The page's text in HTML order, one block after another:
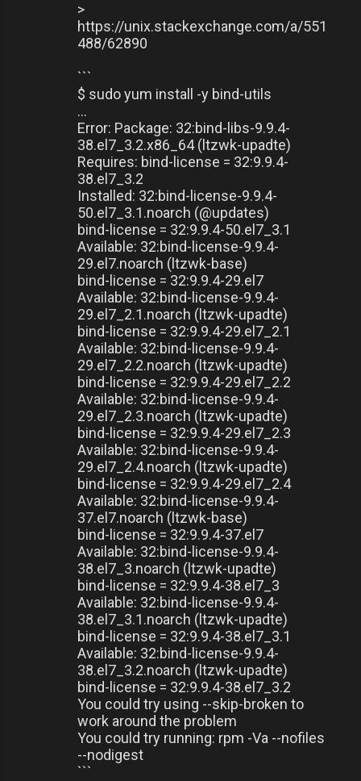
>
https://unix.stackexchange.com/a/551
488/62890
```
$ sudo yum install -y bind-utils
...
Error: Package: 32:bind-libs-9.9.4-
38.el7_3.2.x86_64 (ltzwk-upadte)
Requires: bind-license = 32:9.9.4-
38.el7_3.2
Installed: 32:bind-license-9.9.4-
50.el7_3.1.noarch (@updates)
bind-license = 32:9.9.4-50.el7_3.1
Available: 32:bind-license-9.9.4-
29.el7.noarch (ltzwk-base)
bind-license = 32:9.9.4-29.el7
Available: 32:bind-license-9.9.4-
29.el7_2.1.noarch (ltzwk-upadte)
bind-license = 32:9.9.4-29.el7_2.1
Available: 32:bind-license-9.9.4-
29.el7_2.2.noarch (ltzwk-upadte)
bind-license = 32:9.9.4-29.el7_2.2
Available: 32:bind-license-9.9.4-
29.el7_2.3.noarch (ltzwk-upadte)
bind-license = 32:9.9.4-29.el7_2.3
Available: 32:bind-license-9.9.4-
29.el7_2.4.noarch (ltzwk-upadte)
bind-license = 32:9.9.4-29.el7_2.4
Available: 32:bind-license-9.9.4-
37.el7.noarch (ltzwk-base)
bind-license = 32:9.9.4-37.el7
Available: 32:bind-license-9.9.4-
38.el7_3.noarch (ltzwk-upadte)
bind-license = 32:9.9.4-38.el7_3
Available: 32:bind-license-9.9.4-
38.el7_3.1.noarch (ltzwk-upadte)
bind-license = 32:9.9.4-38.el7_3.1
Available: 32:bind-license-9.9.4-
38.el7_3.2.noarch (ltzwk-upadte)
bind-license = 32:9.9.4-38.el7_3.2
You could try using --skip-broken to
work around the problem
You could try running: rpm -Va --nofiles
--nodigest
```